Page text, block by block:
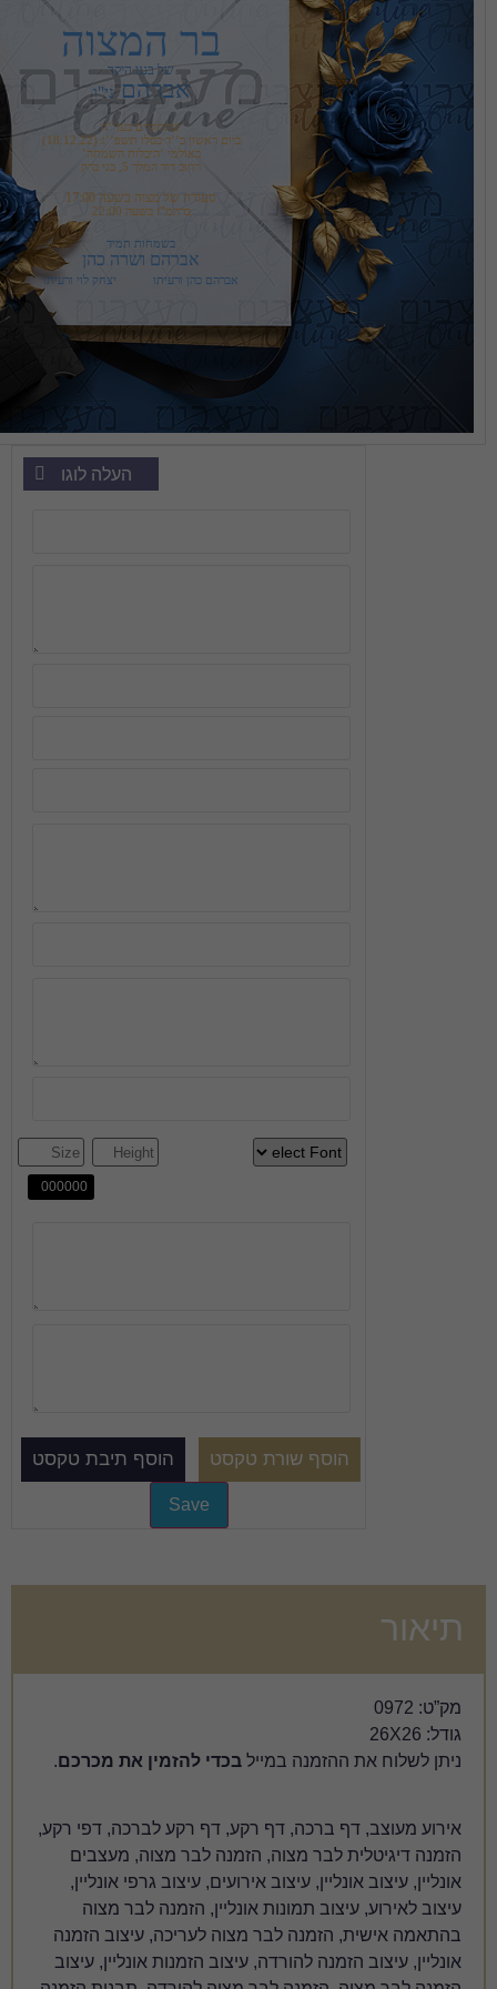
בר המצוה
של בננו היקר
אברהם ני"ו
רחוב דוד המלך 5, בני ברק
סעודה של מצוה בשעה 17:00
ברהמ”ז בשעה 22:00
בשמחות תמיד
אברהם ושרה כהן
אברהם כהן ורעיתו           יצחק לוי ורעיתו
במיילבכדי להזמין את מכרכם.
דף רקע, דף רקע לברכה, דפי רקע,
הזמנה לבר מצוה, מעצבים
אירועים, עיצוב גרפי אונליין,
אונליין, הזמנה לבר מצוה
מצוה לעריכה, עיצוב הזמנה
עיצוב הזמנות אונליין, עיצוב